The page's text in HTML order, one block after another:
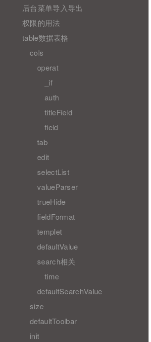
后台菜单导入导出
权限的用法
table数据表格
cols
operat
_if
auth
titleField
field
tab
edit
selectList
valueParser
trueHide
fieldFormat
templet
defaultValue
search相关
time
defaultSearchValue
size
defaultToolbar
init